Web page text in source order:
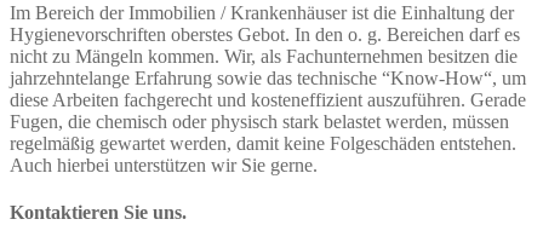
Im Bereich der Immobilien / Krankenhäuser ist die Einhaltung der
Hygienevorschriften oberstes Gebot. In den o. g. Bereichen darf es
nicht zu Mängeln kommen. Wir, als Fachunternehmen besitzen die
jahrzehntelange Erfahrung sowie das technische “Know-How“, um
diese Arbeiten fachgerecht und kosteneffizient auszuführen. Gerade
Fugen, die chemisch oder physisch stark belastet werden, müssen
regelmäßig gewartet werden, damit keine Folgeschäden entstehen.
Auch hierbei unterstützen wir Sie gerne.
Kontaktieren Sie uns.